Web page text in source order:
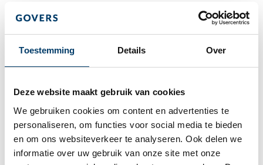
Toestemming Details Over
Deze website maakt gebruik van cookies
We gebruiken cookies om content en advertenties te
personaliseren, om functies voor social media te bieden
en om ons websiteverkeer te analyseren. Ook delen we
informatie over uw gebruik van onze site met onze
Een schriftelijke overeenkomst kan als btw-factuur
worden aangemerkt wanneer deze alle informatie
bevat die noodzakelijk is voor de Belastingdienst om
een correcte btw-aftrek vast te stellen. Mocht u
vragen hebben of in uw situatie een schriftelijke
aangemerkt, neem dan gerust contact met ons op via
uw relatiebeheerder, per mail viabtw@govers.nl , of
telefonisch via 040 – 2 504 504. Uiteraard kunt u ook
met al uw andere fiscale vragen bij ons terecht.